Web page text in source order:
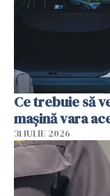
Ce trebuie să
mașină vara
31 IULIE 2026